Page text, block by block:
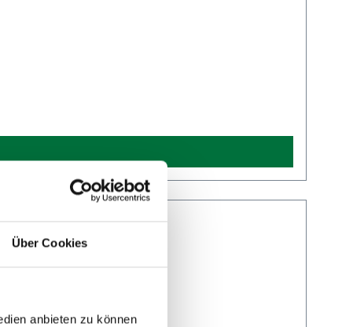
Über Cookies
anbieten zu können